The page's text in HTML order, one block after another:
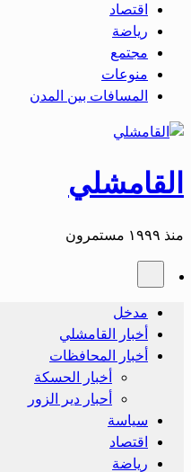
اقتصاد
رياضة
مجتمع
منوعات
المسافات بين المدن
القامشلي
منذ ١٩٩٩ مستمرون
مدخل
أخبار القامشلي
أخبار المحافظات
أخبار الحسكة
أحبار دير الزور
سياسة
اقتصاد
رياضة